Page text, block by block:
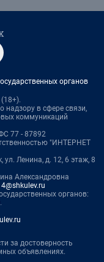
органов
надзору в сфере связи,
коммуникаций
77 - 87892
"ИНТЕРНЕТ
ул. Ленина, д. 12, 6 этаж, 8
Александровна
органов:
.
за достоверность
объявлениях.